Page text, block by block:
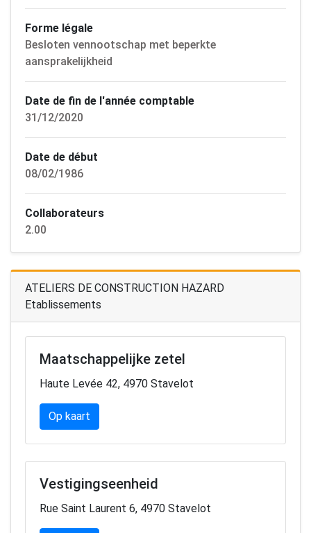
Forme légale
Besloten vennootschap met beperkte
aansprakelijkheid
Date de fin de l'année comptable
31/12/2020
Date de début
08/02/1986
Collaborateurs
2.00
ATELIERS DE CONSTRUCTION HAZARD
Etablissements
Maatschappelijke zetel
Haute Levée 42, 4970 Stavelot
Op kaart
Vestigingseenheid
Rue Saint Laurent 6, 4970 Stavelot